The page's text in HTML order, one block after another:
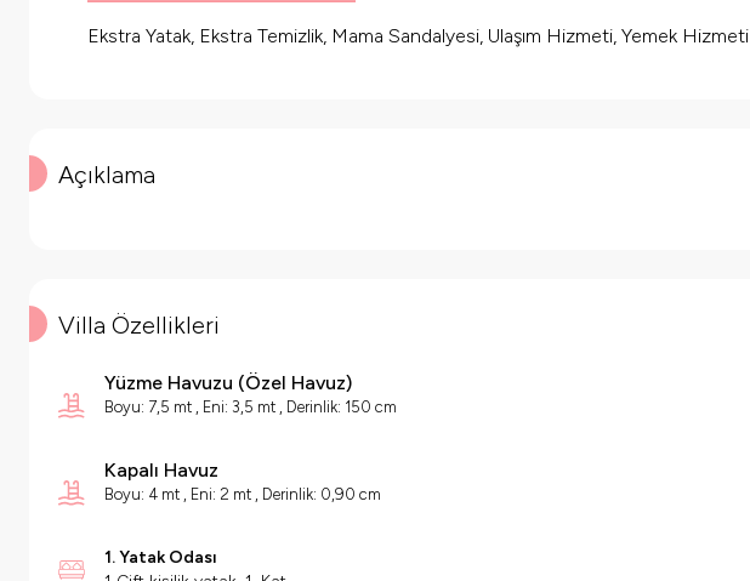
Ekstra Yatak, Ekstra Temizlik, Mama Sandalyesi, Ulaşım Hizmeti, Yemek Hizmeti
Açıklama
Villa Özellikleri
Yüzme Havuzu (Özel Havuz)
Boyu: 7,5 mt , Eni: 3,5 mt , Derinlik: 150 cm
Kapalı Havuz
Boyu: 4 mt , Eni: 2 mt , Derinlik: 0,90 cm
1. Yatak Odası